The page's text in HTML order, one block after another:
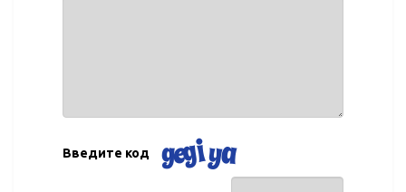
Введите код